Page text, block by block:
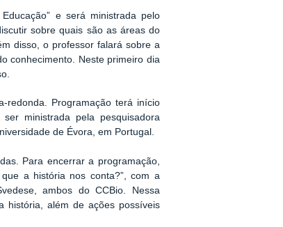
e será ministrada pelo
sobre quais são as áreas do
disso, o professor falará sobre a
conhecimento. Neste primeiro dia
redonda. Programação terá início
ministrada pela pesquisadora
de Évora, em Portugal.
Para encerrar a programação,
a história nos conta?”, com a
ambos do CCBio. Nessa
história, além de ações possíveis